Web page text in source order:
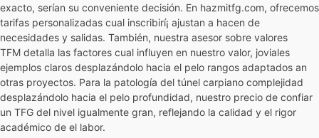
exacto, serían su conveniente decisión. En hazmitfg.com, ofrecemos
tarifas personalizadas cual inscribirí¡ ajustan a hacen de
necesidades y salidas. También, nuestra asesor sobre valores
TFM detalla las factores cual influyen en nuestro valor, joviales
ejemplos claros desplazándolo hacia el pelo rangos adaptados an
otras proyectos. Para la patologí­a del túnel carpiano complejidad
desplazándolo hacia el pelo profundidad, nuestro precio de confiar
un TFG del nivel igualmente gran, reflejando la calidad y el rigor
académico de el labor.